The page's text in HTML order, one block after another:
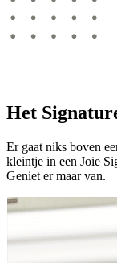
Het
Er gaat niks boven
kleintje in een Joie
Geniet er maar van.